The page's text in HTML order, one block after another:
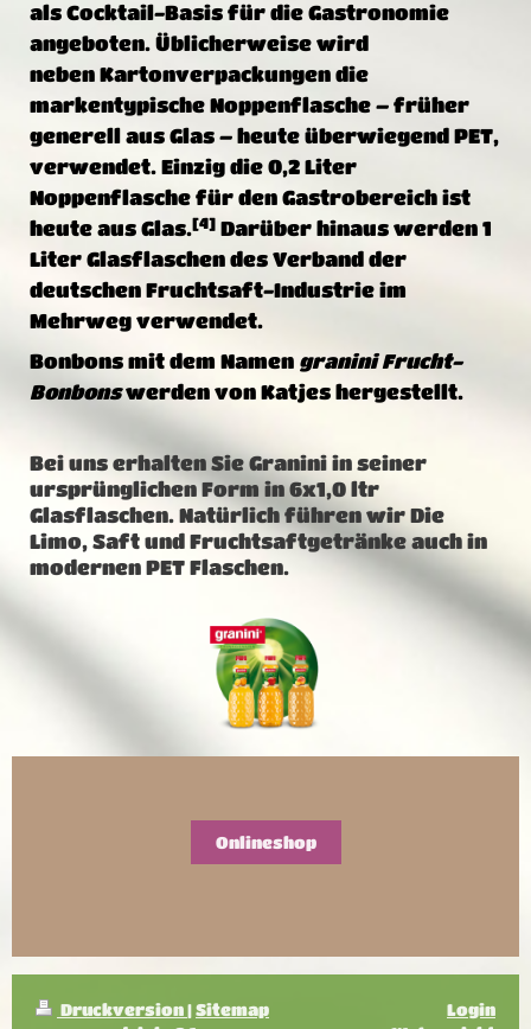
als Cocktail-Basis für die Gastronomie
angeboten. Üblicherweise wird
neben Kartonverpackungen die
markentypische Noppenflasche – früher
generell aus Glas – heute überwiegend PET,
verwendet. Einzig die 0,2 Liter
Noppenflasche für den Gastrobereich ist
heute aus Glas.[4] Darüber hinaus werden 1
Liter Glasflaschen des Verband der
deutschen Fruchtsaft-Industrie im
Mehrweg verwendet.
Bonbons mit dem Namen granini Frucht-
Bonbonswerden von Katjes hergestellt.
Bei uns erhalten Sie Granini in seiner
ursprünglichen Form in 6x1,0 ltr
Glasflaschen. Natürlich führen wir Die
Limo, Saft und Fruchtsaftgetränke auch in
modernen PET Flaschen.
Onlineshop
Druckversion|Sitemap
Login